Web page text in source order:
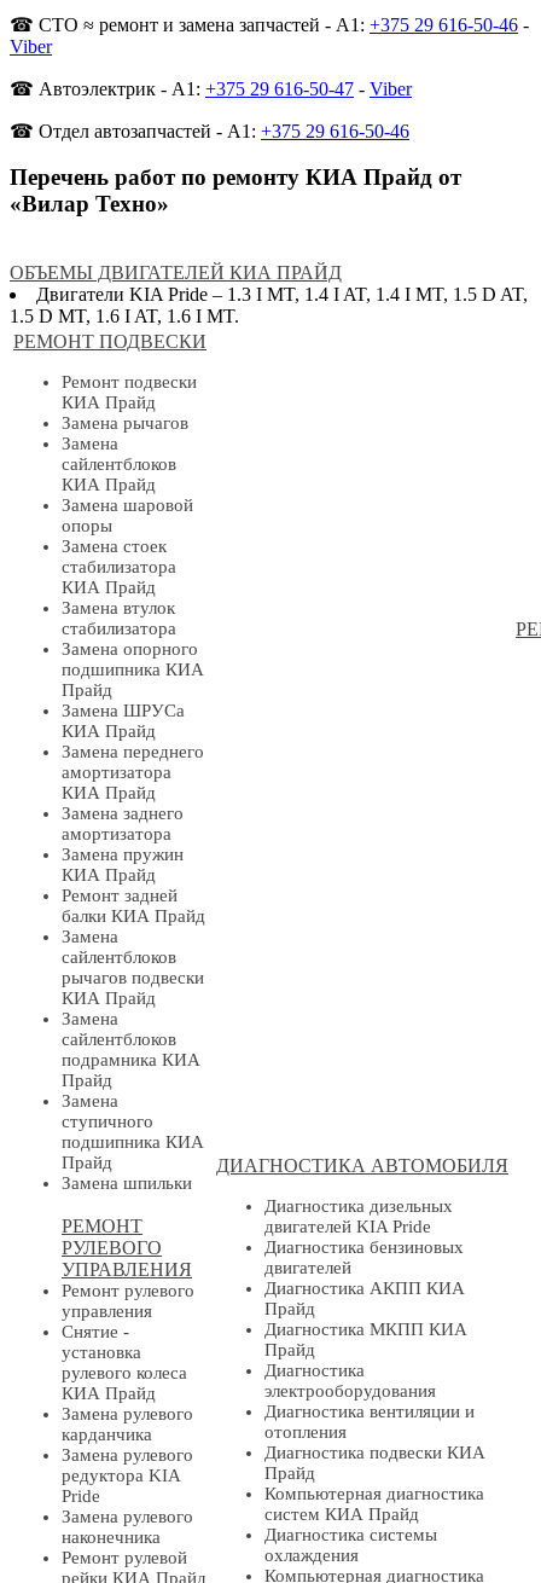
☎ СТО ≈ ремонт и замена запчастей - A1: +375 29 616-50-46 -
Viber
☎ Автоэлектрик - A1: +375 29 616-50-47 - Viber
☎ Отдел автозапчастей - A1: +375 29 616-50-46
Перечень работ по ремонту КИА Прайд от
«Вилар Техно»
ОБЪЕМЫ ДВИГАТЕЛЕЙ КИА ПРАЙД
Двигатели KIA Pride – 1.3 I MT, 1.4 I AT, 1.4 I MT, 1.5 D AT,
1.5 D MT, 1.6 I AT, 1.6 I MT.
РЕМОНТ ПОДВЕСКИ
Ремонт подвески
КИА Прайд
Замена рычагов
Замена
сайлентблоков
КИА Прайд
Замена шаровой
опоры
Замена стоек
стабилизатора
КИА Прайд
Замена втулок
стабилизатора
Замена опорного
подшипника КИА
Прайд
Замена ШРУСа
КИА Прайд
Замена переднего
амортизатора
КИА Прайд
Замена заднего
амортизатора
Замена пружин
КИА Прайд
Ремонт задней
балки КИА Прайд
Замена
сайлентблоков
рычагов подвески
КИА Прайд
Замена
сайлентблоков
подрамника КИА
Прайд
Замена
ступичного
подшипника КИА
Прайд
Замена шпильки
РЕМОНТ
РУЛЕВОГО
УПРАВЛЕНИЯ
Ремонт рулевого
управления
Снятие -
установка
рулевого колеса
КИА Прайд
Замена рулевого
карданчика
Замена рулевого
редуктора KIA
Pride
Замена рулевого
наконечника
Ремонт рулевой
рейки КИА Прайд
ДИАГНОСТИКА АВТОМОБИЛЯ
Диагностика дизельных
двигателей KIA Pride
Диагностика бензиновых
двигателей
Диагностика АКПП КИА
Прайд
Диагностика МКПП КИА
Прайд
Диагностика
электрооборудования
Диагностика вентиляции и
отопления
Диагностика подвески КИА
Прайд
Компьютерная диагностика
систем КИА Прайд
Диагностика системы
охлаждения
Компьютерная диагностика